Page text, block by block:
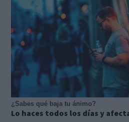
¿Sabes qué baja tu ánimo?
Lo haces todos los días y